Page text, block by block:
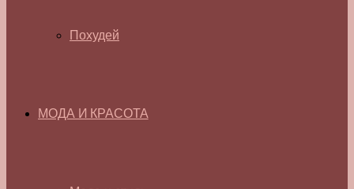
Похудей
МОДА И КРАСОТА